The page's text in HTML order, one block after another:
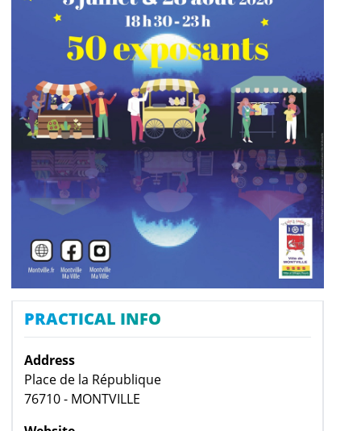
PRACTICAL INFO
Address
Place de la République
76710 - MONTVILLE